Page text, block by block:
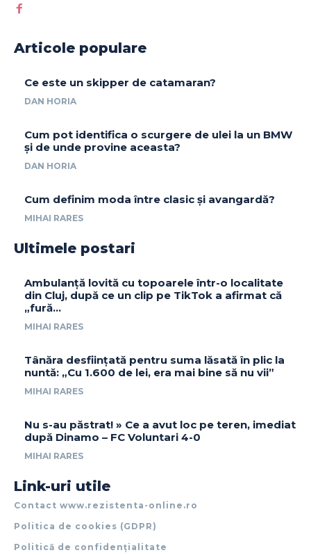
Articole populare
Ce este un skipper de catamaran?
DAN HORIA
Cum pot identifica o scurgere de ulei la un BMW
și de unde provine aceasta?
DAN HORIA
Cum definim moda între clasic și avangardă?
MIHAI RARES
Ultimele postari
Ambulanță lovită cu topoarele într-o localitate
din Cluj, după ce un clip pe TikTok a afirmat că
„fură…
MIHAI RARES
Tânăra desființată pentru suma lăsată în plic la
nuntă: „Cu 1.600 de lei, era mai bine să nu vii”
MIHAI RARES
Nu s-au păstrat! » Ce a avut loc pe teren, imediat
după Dinamo – FC Voluntari 4-0
MIHAI RARES
Link-uri utile
Contact www.rezistenta-online.ro
Politica de cookies (GDPR)
Politică de confidențialitate